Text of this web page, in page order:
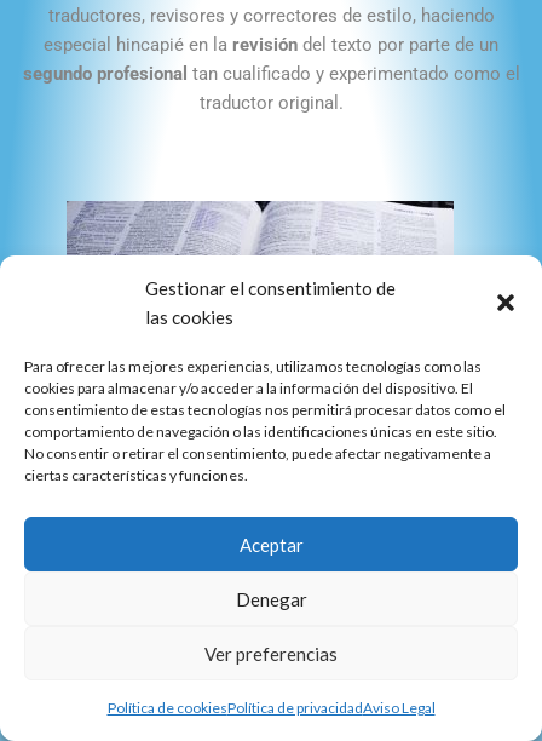
Gestionar el consentimiento de
las cookies
Para ofrecer las mejores experiencias, utilizamos tecnologías como las
cookies para almacenar y/o acceder a la información del dispositivo. El
consentimiento de estas tecnologías nos permitirá procesar datos como el
comportamiento de navegación o las identificaciones únicas en este sitio.
No consentir o retirar el consentimiento, puede afectar negativamente a
ciertas características y funciones.
Aceptar
Denegar
Ver preferencias
Política de cookiesPolítica de privacidadAviso Legal
traductores, revisores y correctores de estilo, haciendo
especial hincapié en la revisión del texto por parte de un
segundo profesional tan cualificado y experimentado como el
traductor original.
Traducción
Traducciones especializadas en diferentes ámbitos
profesionales: jurídica, financiera, marketing,
publicitaria... Todas por traductores nativos y con